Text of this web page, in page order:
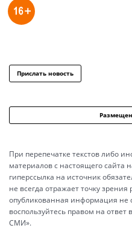
Прислать новость
При перепечатке текстов либо
материалов с настоящего сайта
гиперссылка на источник
не всегда отражает точку
опубликованная информация не
воспользуйтесь правом на ответ
СМИ».